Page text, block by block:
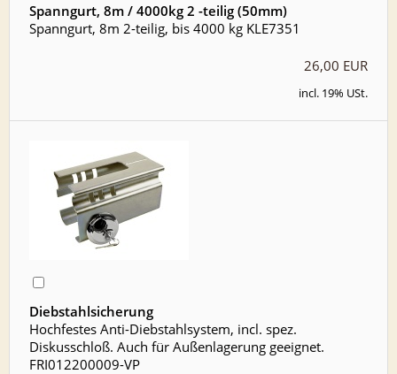
Spanngurt, 8m / 4000kg 2 -teilig (50mm)
Spanngurt, 8m 2-teilig, bis 4000 kg KLE7351
26,00 EUR
incl. 19% USt.
Diebstahlsicherung
Hochfestes Anti-Diebstahlsystem, incl. spez.
Diskusschloß. Auch für Außenlagerung geeignet.
FRI012200009-VP